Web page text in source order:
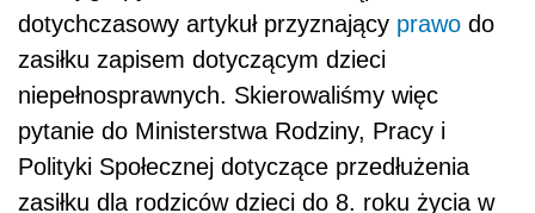
dotychczasowy artykuł przyznający prawo do
zasiłku zapisem dotyczącym dzieci
niepełnosprawnych. Skierowaliśmy więc
pytanie do Ministerstwa Rodziny, Pracy i
Polityki Społecznej dotyczące przedłużenia
zasiłku dla rodziców dzieci do 8. roku życia w